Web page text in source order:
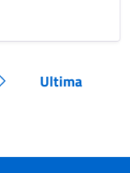
Pagina successiva
Pagina
Ultima